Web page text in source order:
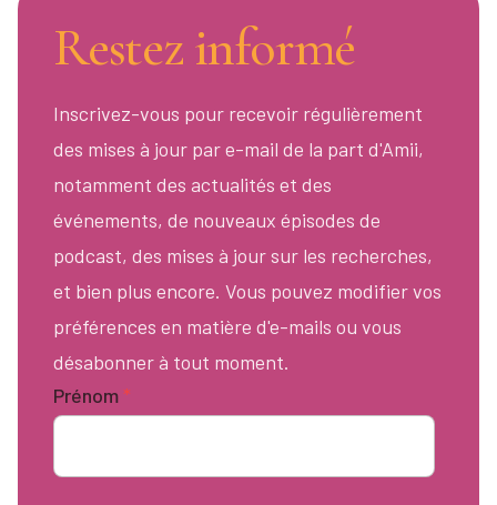
Restez informé
Inscrivez-vous pour recevoir régulièrement
des mises à jour par e-mail de la part d'Amii,
notamment des actualités et des
événements, de nouveaux épisodes de
podcast, des mises à jour sur les recherches,
et bien plus encore. Vous pouvez modifier vos
préférences en matière d'e-mails ou vous
désabonner à tout moment.
Prénom*